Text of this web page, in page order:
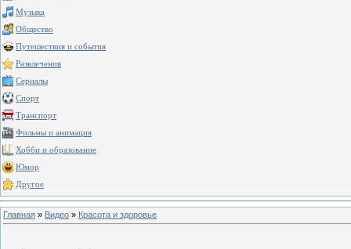
Музыка
Общество
Путешествия и события
Развлечения
Сериалы
Спорт
Транспорт
Фильмы и анимация
Хобби и образование
Юмор
Другое
Главная » Видео » Красота и здоровье